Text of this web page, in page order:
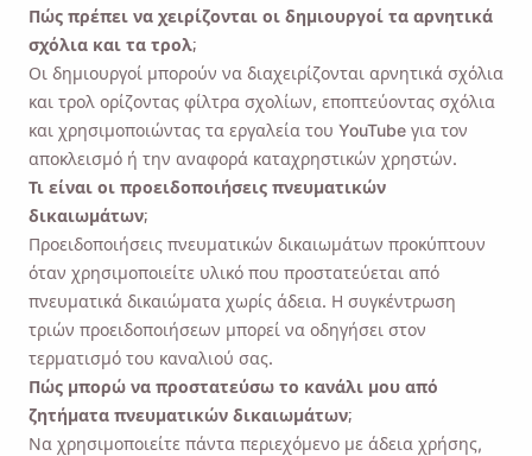
Πώς πρέπει να χειρίζονται οι δημιουργοί τα αρνητικά
σχόλια και τα τρολ;
Οι δημιουργοί μπορούν να διαχειρίζονται αρνητικά σχόλια
και τρολ ορίζοντας φίλτρα σχολίων, εποπτεύοντας σχόλια
και χρησιμοποιώντας τα εργαλεία του YouTube για τον
αποκλεισμό ή την αναφορά καταχρηστικών χρηστών.
Τι είναι οι προειδοποιήσεις πνευματικών
δικαιωμάτων;
Προειδοποιήσεις πνευματικών δικαιωμάτων προκύπτουν
όταν χρησιμοποιείτε υλικό που προστατεύεται από
πνευματικά δικαιώματα χωρίς άδεια. Η συγκέντρωση
τριών προειδοποιήσεων μπορεί να οδηγήσει στον
τερματισμό του καναλιού σας.
Πώς μπορώ να προστατεύσω το κανάλι μου από
ζητήματα πνευματικών δικαιωμάτων;
Να χρησιμοποιείτε πάντα περιεχόμενο με άδεια χρήσης,